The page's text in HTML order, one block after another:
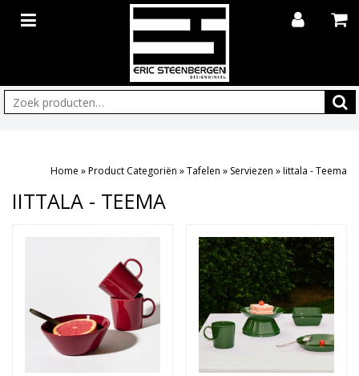
Zoeken:
Home »Product Categoriën »Tafelen » Serviezen »Iittala - Teema
IITTALA - TEEMA